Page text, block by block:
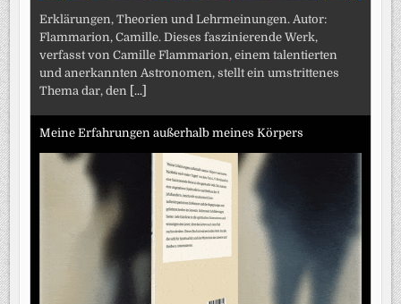
Erklärungen, Theorien und Lehrmeinungen. Autor:
Flammarion, Camille. Dieses faszinierende Werk,
verfasst von Camille Flammarion, einem talentierten
und anerkannten Astronomen, stellt ein umstrittenes
Thema dar, den [...]
Meine Erfahrungen außerhalb meines Körpers